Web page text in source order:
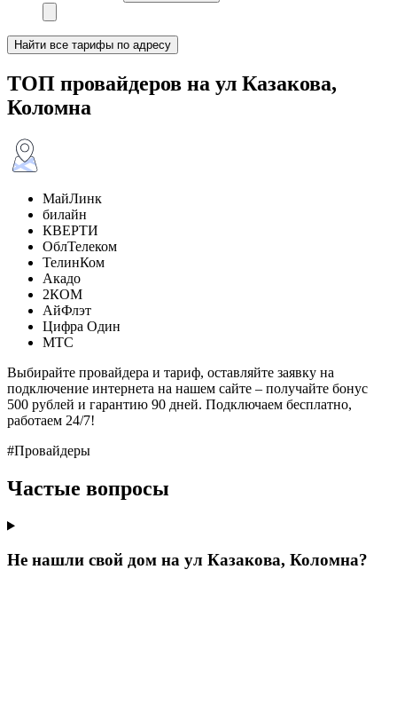
Найти все тарифы по адресу
ТОП провайдеров на ул Казакова,
Коломна
МайЛинк
билайн
КВЕРТИ
ОблТелеком
ТелинКом
Акадо
2КОМ
АйФлэт
Цифра Один
МТС
Выбирайте провайдера и тариф, оставляйте заявку на
подключение интернета на нашем сайте – получайте бонус
500 рублей и гарантию 90 дней. Подключаем бесплатно,
работаем 24/7!
#Провайдеры
Частые вопросы
Не нашли свой дом на ул Казакова, Коломна?